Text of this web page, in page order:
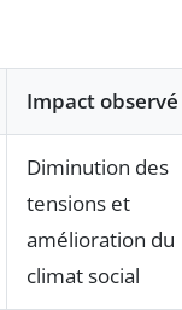
Impact observé
Diminution des
tensions et
amélioration du
climat social